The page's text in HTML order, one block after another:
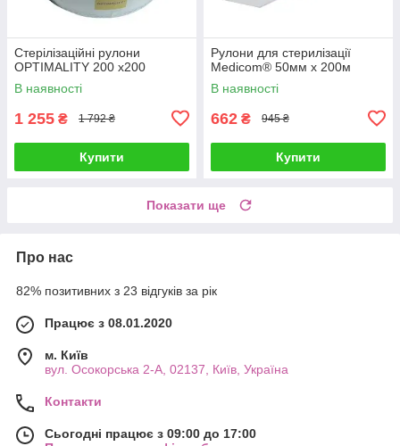
Стерілізаційні рулони
OPTIMALITY 200 x200
В наявності
1 255 ₴ 1 792 ₴
Купити
Рулони для стерилізації
Medicom® 50мм х 200м
В наявності
662 ₴ 945 ₴
Купити
Показати ще
Про нас
82% позитивних з 23 відгуків за рік
Працює з 08.01.2020
м. Київ
вул. Осокорська 2-А, 02137, Київ, Україна
Контакти
Сьогодні працює з 09:00 до 17:00